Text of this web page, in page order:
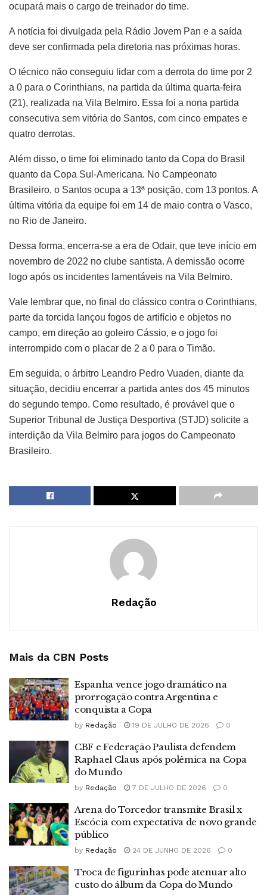
ocupará mais o cargo de treinador do time.
A notícia foi divulgada pela Rádio Jovem Pan e a saída
deve ser confirmada pela diretoria nas próximas horas.
O técnico não conseguiu lidar com a derrota do time por 2
a 0 para o Corinthians, na partida da última quarta-feira
(21), realizada na Vila Belmiro. Essa foi a nona partida
consecutiva sem vitória do Santos, com cinco empates e
quatro derrotas.
Além disso, o time foi eliminado tanto da Copa do Brasil
quanto da Copa Sul-Americana. No Campeonato
Brasileiro, o Santos ocupa a 13ª posição, com 13 pontos. A
última vitória da equipe foi em 14 de maio contra o Vasco,
no Rio de Janeiro.
Dessa forma, encerra-se a era de Odair, que teve início em
novembro de 2022 no clube santista. A demissão ocorre
logo após os incidentes lamentáveis na Vila Belmiro.
Vale lembrar que, no final do clássico contra o Corinthians,
parte da torcida lançou fogos de artifício e objetos no
campo, em direção ao goleiro Cássio, e o jogo foi
interrompido com o placar de 2 a 0 para o Timão.
Em seguida, o árbitro Leandro Pedro Vuaden, diante da
situação, decidiu encerrar a partida antes dos 45 minutos
do segundo tempo. Como resultado, é provável que o
Superior Tribunal de Justiça Desportiva (STJD) solicite a
interdição da Vila Belmiro para jogos do Campeonato
Brasileiro.
Redação
Mais da CBN Posts
Espanha vence jogo dramático na
prorrogação contra Argentina e
conquista a Copa
by Redação 19 DE JULHO DE 2026 0
CBF e Federação Paulista defendem
Raphael Claus após polêmica na Copa
do Mundo
by Redação 7 DE JULHO DE 2026 0
Arena do Torcedor transmite Brasil x
Escócia com expectativa de novo grande
público
by Redação 24 DE JUNHO DE 2026 0
Troca de figurinhas pode atenuar alto
custo do álbum da Copa do Mundo